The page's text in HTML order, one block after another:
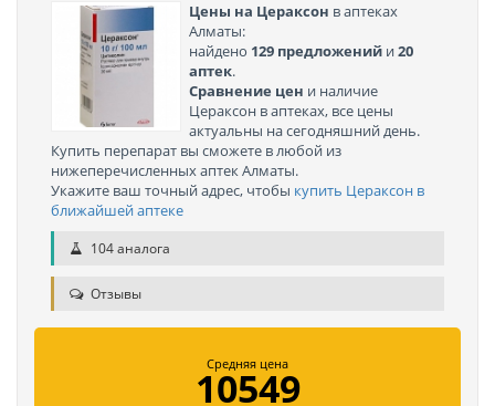
Цены на Цераксон в аптеках
Алматы:
найдено 129 предложений и20
аптек.
Сравнение цен и наличие
Цераксон в аптеках, все цены
актуальны на сегодняшний день.
Купить перепарат вы сможете в любой из
нижеперечисленных аптек Алматы.
Укажите ваш точный адрес, чтобы купить Цераксон в
ближайшей аптеке
104 аналога
Отзывы
Средняя цена
10549